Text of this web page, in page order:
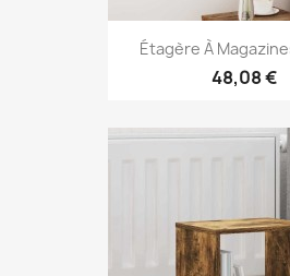
Étagère À
48,08 €